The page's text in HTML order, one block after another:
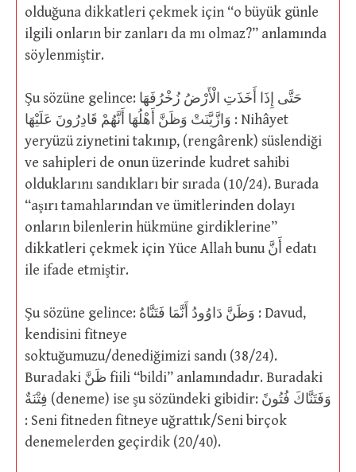
olduğuna dikkatleri çekmek için “o büyük günle
ilgili onların bir zanları da mı olmaz?” anlamında
söylenmiştir.
Şu sözüne gelince: حَتَّى إِذَا أَخَذَتِ الْأَرْضُ زُخْرُفَهَا
وَازَّيَّنَتْ وَظَنَّ أَهْلُهَا أَنَّهُمْ قَادِرُونَ عَلَيْهَا : Nihâyet
yeryüzü ziynetini takınıp, (rengârenk) süslendiği
ve sahipleri de onun üzerinde kudret sahibi
olduklarını sandıkları bir sırada (10/24). Burada
“aşırı tamahlarından ve ümitlerinden dolayı
onların bilenlerin hükmüne girdiklerine”
dikkatleri çekmek için Yüce Allah bunu أَنَّ edatı
ile ifade etmiştir.
Şu sözüne gelince: وَظَنَّ دَاوُودُ أَنَّمَا فَتَنَّاهُ : Davud,
kendisini fitneye
soktuğumuzu/denediğimizi sandı (38/24).
Buradaki ظَنَّ fiili “bildi” anlamındadır. Buradaki
فِتْنَةٌ (deneme) ise şu sözündeki gibidir: وَفَتَنَّاكَ فُتُونً
: Seni fitneden fitneye uğrattık/Seni birçok
denemelerden geçirdik (20/40).